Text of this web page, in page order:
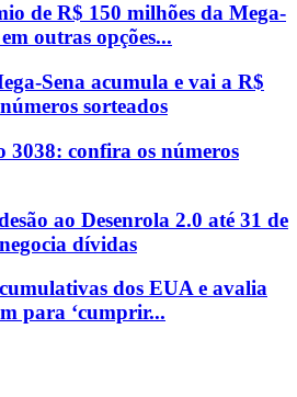
de R$ 150 milhões da Mega-
outras opções...
Sena acumula e vai a R$
sorteados
3038: confira os números
ao Desenrola 2.0 até 31 de
dívidas
dos EUA e avalia
para ‘cumprir...